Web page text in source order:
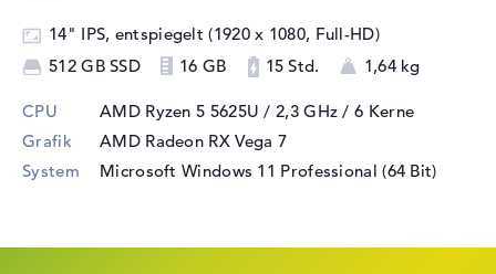
14" IPS, entspiegelt (1920 x 1080, Full-HD)
512 GB SSD
16 GB 15 Std. 1,64 kg
CPU AMD Ryzen 5 5625U / 2,3 GHz / 6 Kerne
Grafik
AMD Radeon RX Vega 7
System
Microsoft Windows 11 Professional (64 Bit)